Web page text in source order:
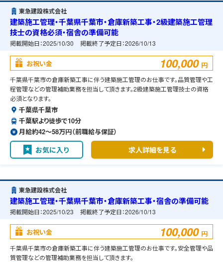
東急建設株式会社
建築施工管理・千葉県千葉市・倉庫新築工事・2級建築施工管理
技士の資格必須・宿舎の準備可能
掲載開始日：2025/10/30 掲載終了予定日：2026/10/13
お祝い金 100,000 円
千葉県千葉市の倉庫新築工事に伴う建築施工管理のお仕事です。品質管理や工
程管理などの管理補助業務を担当して頂きます。2級建築施工管理技士の資格
必須となります。
千葉県千葉市
千葉駅より徒歩で10分
月給約42〜58万円（前職給与保証）
お気に入り 求人詳細を見る
東急建設株式会社
建築施工管理・千葉県千葉市・倉庫新築工事・宿舎の準備可能
掲載開始日：2025/10/23 掲載終了予定日：2026/10/13
お祝い金 100,000 円
千葉県千葉市の倉庫新築工事に伴う建築施工管理のお仕事です。安全管理や品
質管理などの管理補助業務を担当して頂きます。